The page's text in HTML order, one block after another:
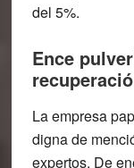
del 5%.
Ence
La empresa
digna de
expertos. De